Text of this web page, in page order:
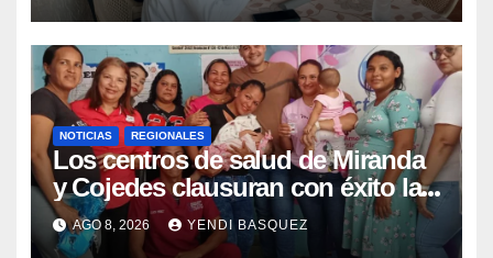
NOTICIAS REGIONALES
Los centros de salud de Miranda
y Cojedes clausuran con éxito la
Semana Mundial de la Lactancia
Materna
AGO 8, 2026 YENDI BASQUEZ